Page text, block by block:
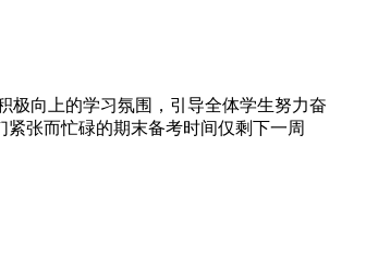
极向上的学习氛围，引导全体学生努力奋
张而忙碌的期末备考时间仅剩下一周